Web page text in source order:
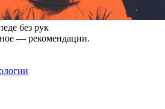
без рук
— рекомендации.